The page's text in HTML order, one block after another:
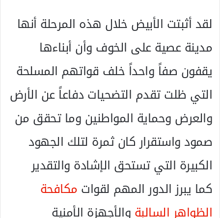
لقد أثبتت الأبيض خلال هذه المرحلة أنها
مدينة عصية على الخوف وأن أبناءها
يقفون صفاً واحداً خلف قواتهم المسلحة
التي ظلت تقدم التضحيات دفاعاً عن الأرض
والعرض وحماية المواطنين وما تحقق من
صمود واستقرار كان ثمرة لتلك الجهود
الكبيرة التي تستحق الإشادة والتقدير
كما يبرز الدور المهم لقواتمكافحة
الظواهر السالبةوالأجهزة الأمنية